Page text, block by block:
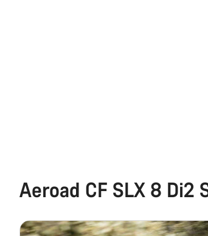
Aeroad CF SLX 8